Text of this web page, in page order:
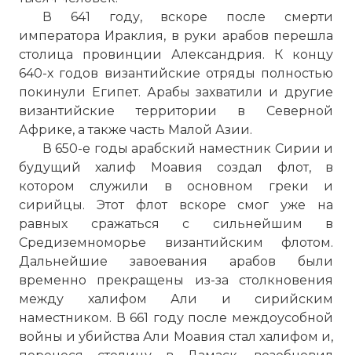
В 641 году, вскоре после смерти
императора Ираклия, в руки арабов перешла
столица провинции Александрия. К концу
640-х годов византийские отряды полностью
покинули Египет. Арабы захватили и другие
византийские территории в Северной
Африке, а также часть Малой Азии.
В 650-е годы арабский наместник Сирии и
будущий халиф Моавия создал флот, в
котором служили в основном греки и
сирийцы. Этот флот вскоре смог уже на
равных сражаться с сильнейшим в
Средиземноморье византийским флотом.
Дальнейшие завоевания арабов были
временно прекращены из-за столкновения
между халифом Али и сирийским
наместником. В 661 году после междоусобной
войны и убийства Али Моавия стал халифом и,